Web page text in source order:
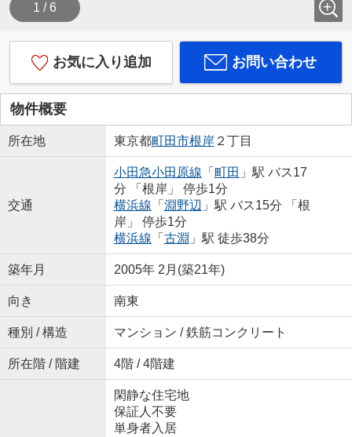
1 / 6
お気に入り追加 お問い合わせ
物件概要
所在地 東京都町田市根岸 ２丁目
交通
小田急小田原線 「 町田 」駅 バス17
分 「根岸」 停歩1分
横浜線 「 淵野辺 」駅 バス15分 「根
岸」 停歩1分
横浜線 「 古淵 」駅 徒歩38分
築年月 2005年 2月(築21年)
向き 南東
種別 / 構造 マンション / 鉄筋コンクリート
所在階 / 階建 4階 / 4階建
閑静な住宅地
保証人不要
単身者入居